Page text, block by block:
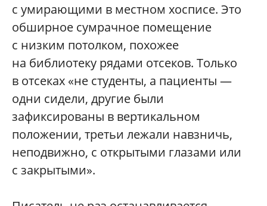
с умирающими в местном хосписе. Это
обширное сумрачное помещение
с низким потолком, похожее
на библиотеку рядами отсеков. Только
в отсеках «не студенты, а пациенты —
одни сидели, другие были
зафиксированы в вертикальном
положении, третьи лежали навзничь,
неподвижно, с открытыми глазами или
с закрытыми».